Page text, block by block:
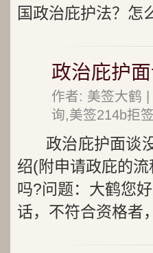
国政治庇护法？怎
政治庇护
作者: 美签大鹤 |
询,美签214b拒
政治庇护面谈
绍(附申请政庇的
吗?问题：大鹤您
话，不符合资格者